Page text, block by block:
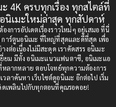
1988
1985
1983
1981
1979
4K ครบทุกเรื่อง ทุกสไตล์ที่
นิเมะใหม่ล่าสุด ทุกสัปดาห์
การอัปเดตเรื่องราวใหม่ๆ อยู่เสมอ ที่นี่
การ์ตูนอนิเมะ ที่ใหญ่ที่สุดและดีที่สุด เพื่อ
ต่อเนื่องไม่มีสะดุด เราคัดสรร อนิเมะ
ม มีทั้ง อนิเมะแนวแฟนตาซี, อนิเมะแอ
ลากหลาย ตอบโจทย์ทุกความต้องการ
ลาค้นหา เว็บไซต์ดูอนิเมะ อีกต่อไป เริ่ม
เพลินไปกับทุกตอนที่คุณรอคอย!